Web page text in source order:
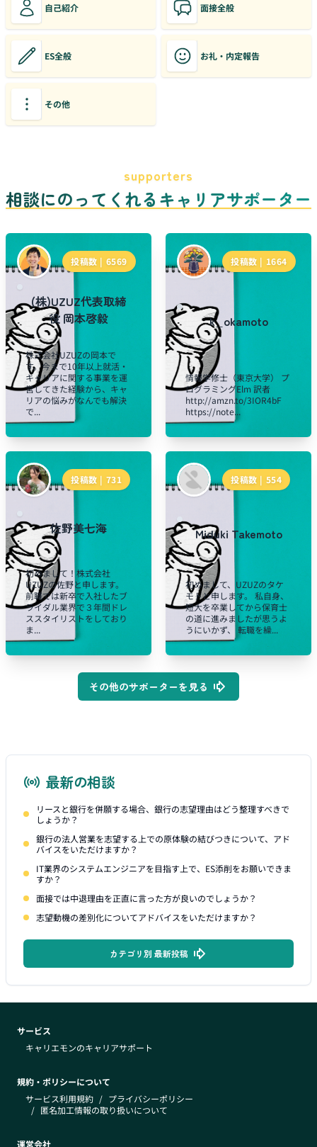
自己紹介 面接全般
ES全般 お礼・内定報告
その他
supporters
相談にのってくれるキャリアサポーター
投稿数 | 6569
(株)UZUZ代表取締
役 岡本啓毅
株式会社UZUZの岡本で
す。今まで10年以上就活・
キャリアに関する事業を運
営してきた経験から、キャ
リアの悩みがなんでも解決
で...
投稿数 | 1664
k_okamoto
情報学修士（東京大学） プ
ログラミングElm 訳者
http://amzn.to/3IOR4bF
https://note...
投稿数 | 731
佐野美七海
初めまして！株式会社
UZUZの佐野と申します。
前職では新卒で入社したブ
ライダル業界で３年間ドレ
ススタイリストをしており
ま...
投稿数 | 554
Miduki Takemoto
初めまして、UZUZのタケ
モトと申します。 私自身、
短大を卒業してから保育士
の道に進みましたが思うよ
うにいかず、 転職を繰...
その他のサポーターを見る
最新の相談
リースと銀行を併願する場合、銀行の志望理由はどう整理すべきで
しょうか？
銀行の法人営業を志望する上での原体験の結びつきについて、アド
バイスをいただけますか？
IT業界のシステムエンジニアを目指す上で、ES添削をお願いできま
すか？
面接では中退理由を正直に言った方が良いのでしょうか？
志望動機の差別化についてアドバイスをいただけますか？
カテゴリ別 最新投稿
サービス
キャリエモンのキャリアサポート
規約・ポリシーについて
サービス利用規約 / プライバシーポリシー
/ 匿名加工情報の取り扱いについて
運営会社